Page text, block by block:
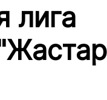
лига